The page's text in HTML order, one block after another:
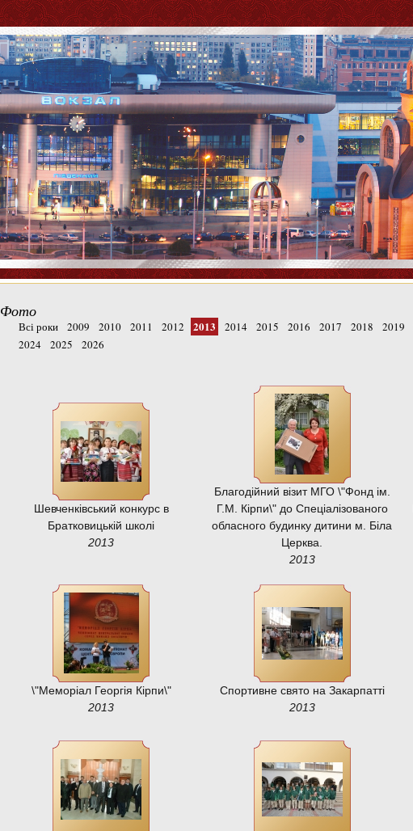
Фото
Всі роки 2009 2010 2011 2012 2013 2014 2015 2016 2017 2018 2019
2024
2025 2026
Шевченківський конкурс в
Братковицькій школі
2013
Благодійний візит МГО \"Фонд ім.
Г.М. Кірпи\" до Спеціалізованого
обласного будинку дитини м. Біла
Церква.
2013
\"Меморіал Георгія Кірпи\"
2013
Спортивне свято на Закарпатті
2013